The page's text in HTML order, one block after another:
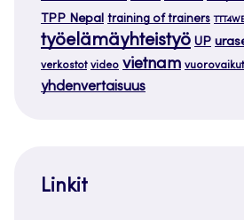
TPP Nepal training of trainers
työelämäyhteistyö UP
verkostot video vietnam
yhdenvertaisuus
Linkit